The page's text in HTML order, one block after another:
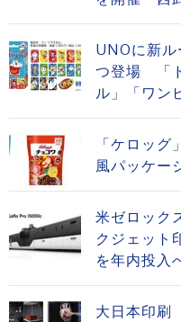
UNOに新
つ登場 「
ル」「ワン
「ケロッ
風パッケー
米ゼロッ
クジェット
を年内投
大日本印刷